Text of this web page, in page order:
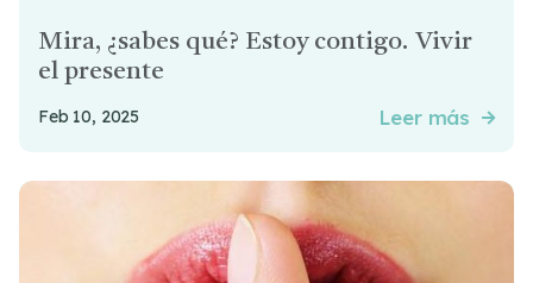
Mira, ¿sabes qué? Estoy contigo. Vivir
el presente
Feb 10, 2025 Leer más 